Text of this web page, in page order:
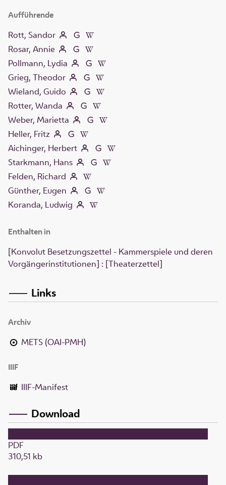
Enthalten in
[Konvolut Besetzungszettel - Kammerspiele und deren
Vorgängerinstitutionen] : [Theaterzettel]
Aufführende
Rott, Sandor
Rosar, Annie
Pollmann, Lydia
Grieg, Theodor
Wieland, Guido
Rotter, Wanda
Weber, Marietta
Heller, Fritz
Aichinger, Herbert
Starkmann, Hans
Felden, Richard
Günther, Eugen
Koranda, Ludwig
Links
Archiv
METS (OAI-PMH)
IIIF
IIIF-Manifest
Download
PDF
310,51 kb